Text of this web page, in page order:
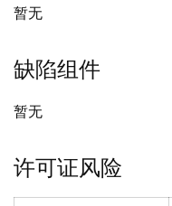
暂无
缺陷组件
暂无
许可证风险